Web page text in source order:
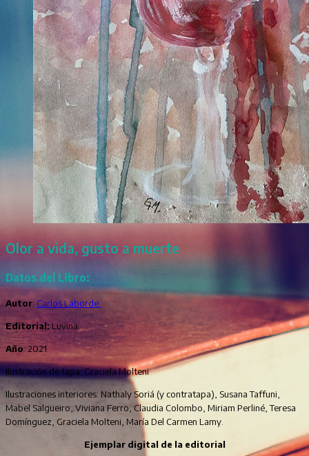
Olor a vida, gusto a muerte
Datos del Libro:
Autor: Carlos Laborde.
Editorial: Luvina.
Año: 2021.
Ilustración de tapa: Graciela Molteni
Ilustraciones interiores: Nathaly Soriá (y contratapa), Susana Taffuni,
Mabel Salgueiro, Viviana Ferro, Claudia Colombo, Miriam Perliné, Teresa
Domínguez, Graciela Molteni, María Del Carmen Lamy.
Ejemplar digital de la editorial